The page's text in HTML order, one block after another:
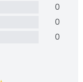
0
0
0